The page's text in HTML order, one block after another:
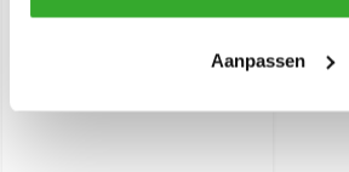
Aanpassen